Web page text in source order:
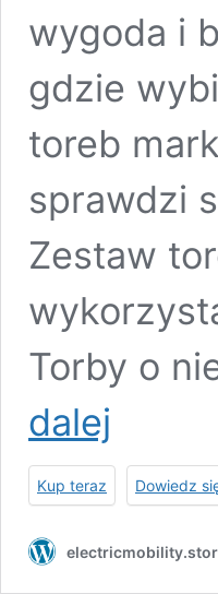
wygoda i
gdzie
toreb
sprawdzi
Zestaw
Torby o
dalej
2017-
2020
DO
BAGAŻNIKA
Kup teraz Dowiedz